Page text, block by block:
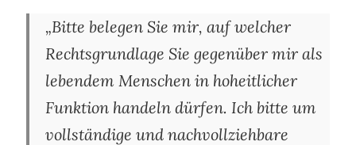
„Bitte belegen Sie mir, auf welcher
Rechtsgrundlage Sie gegenüber mir als
lebendem Menschen in hoheitlicher
Funktion handeln dürfen. Ich bitte um
vollständige und nachvollziehbare